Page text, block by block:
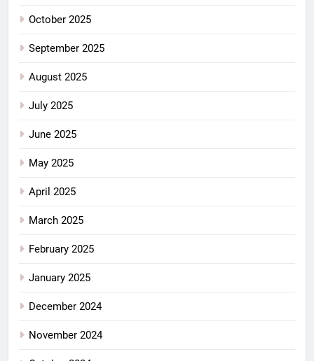
October 2025
September 2025
August 2025
July 2025
June 2025
May 2025
April 2025
March 2025
February 2025
January 2025
December 2024
November 2024